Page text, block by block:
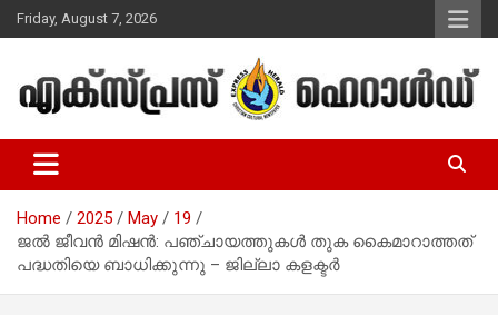
Skip
to
Friday, August 7, 2026
Express Herald – Malayalam
Christian News
Home 2025 May
19
ജല്‍ ജീവന്‍ മിഷന്‍: പഞ്ചായത്തുകള്‍ തുക കൈമാറാത്തത്
പദ്ധതിയെ ബാധിക്കുന്നു – ജില്ലാ കളക്ടര്‍